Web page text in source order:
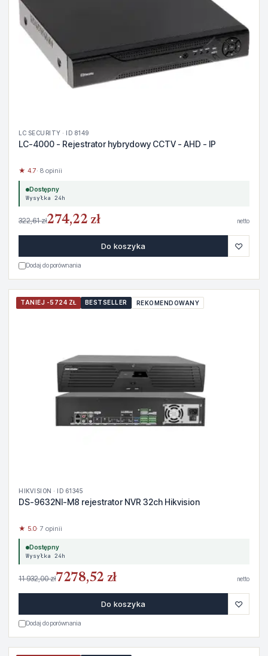
LC SECURITY · ID 8149
LC-4000 - Rejestrator hybrydowy CCTV - AHD - IP
★ 4.7· 8 opinii
Dostępny
Wysyłka 24h
322,61 zł274,22 zł netto
Do koszyka ♡
Dodaj do porównania
TANIEJ -5724 ZŁ BESTSELLER REKOMENDOWANY
HIKVISION · ID 61345
DS-9632NI-M8 rejestrator NVR 32ch Hikvision
★ 5.0· 7 opinii
Dostępny
Wysyłka 24h
11 932,00 zł7278,52 zł netto
Do koszyka ♡
Dodaj do porównania